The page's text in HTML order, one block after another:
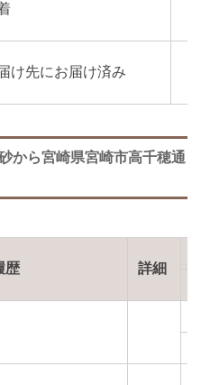
け先にお届け済み
から宮崎県宮崎市高千穂通
歴 詳細